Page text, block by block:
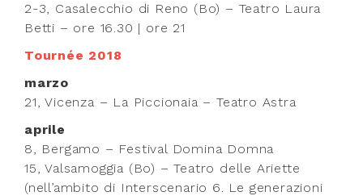
2-3, Casalecchio di Reno (Bo) – Teatro Laura
Betti – ore 16.30 | ore 21
Tournée 2018
marzo
21, Vicenza – La Piccionaia – Teatro Astra
aprile
8, Bergamo – Festival Domina Domna
15, Valsamoggia (Bo) – Teatro delle Ariette
(nell’ambito di Interscenario 6. Le generazioni